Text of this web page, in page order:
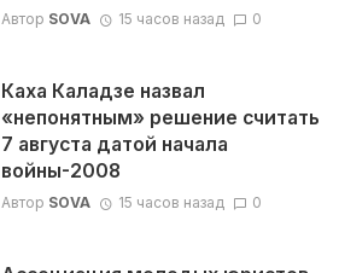
Автор SOVA 15 часов назад 0
Каха Каладзе назвал
«непонятным» решение считать
7 августа датой начала
войны-2008
Автор SOVA 15 часов назад 0